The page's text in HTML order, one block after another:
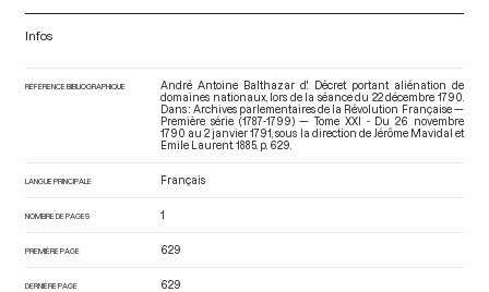
Infos
RÉFÉRENCE BIBLIOGRAPHIQUE
André Antoine Balthazar d'. Décret portant aliénation de
domaines nationaux, lors de la séance du 22 décembre 1790.
Dans : Archives parlementaires de la Révolution Française —
Première série (1787-1799) — Tome XXI - Du 26 novembre
1790 au 2 janvier 1791 , sous la direction de Jérôme Mavidal et
Emile Laurent. 1885. p. 629.
LANGUE PRINCIPALE Français
NOMBRE DE PAGES 1
PREMIÈRE PAGE 629
DERNIÈRE PAGE 629